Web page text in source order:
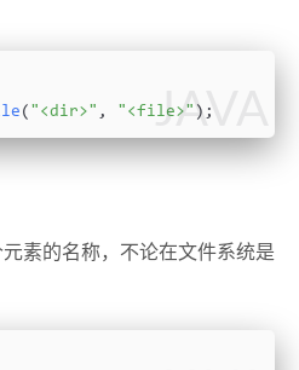
JAVA
( "<dir>" , "<file>" );
素的名称，不论在文件系统是